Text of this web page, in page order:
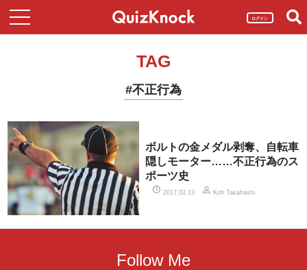
ログイン
TAG
#不正行為
ボルトの金メダル剥奪、自転車
隠しモーター……不正行為のス
ポーツ史
2017.02.13 Koh Takahashi
Follow Me